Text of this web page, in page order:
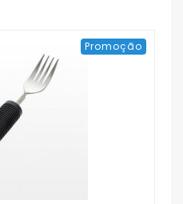
Promoção